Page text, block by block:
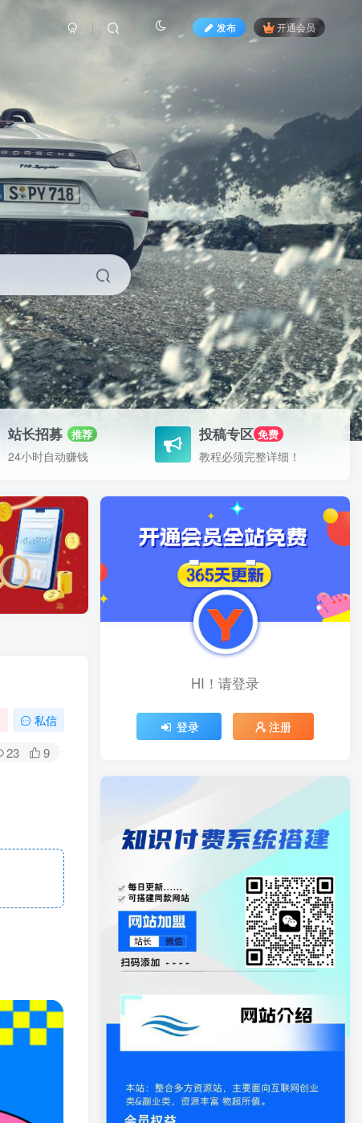
发布 开通会员
站长招募 推荐
24小时自动赚钱
投稿专区 免费
教程必须完整详细！
私信
23 9
HI！请登录
登录 注册